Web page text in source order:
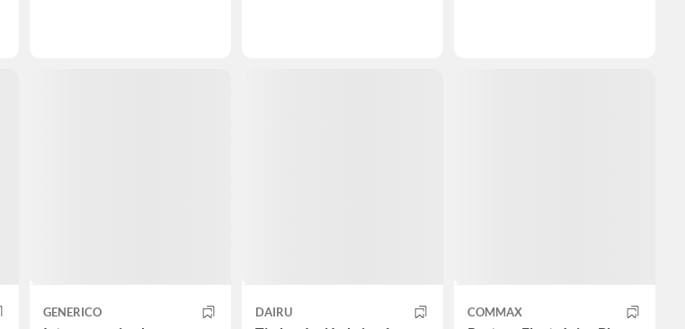
GENERICO DAIRU COMMAX